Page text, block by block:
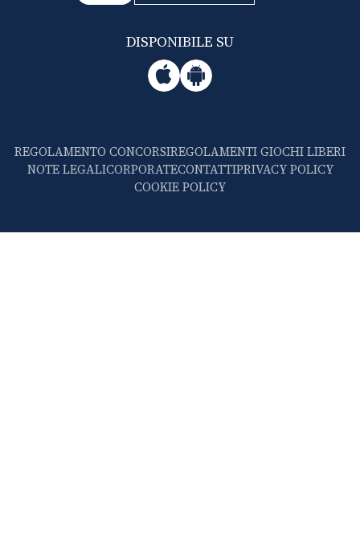
DISPONIBILE SU
REGOLAMENTO CONCORSIREGOLAMENTI GIOCHI LIBERI
NOTE LEGALICORPORATECONTATTIPRIVACY POLICY
COOKIE POLICY